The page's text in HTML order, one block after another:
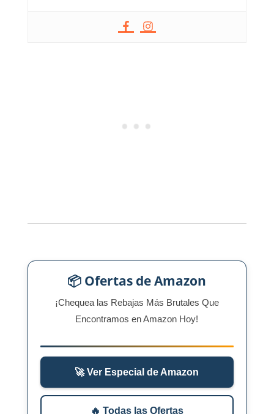
📦 Ofertas de Amazon
¡Chequea las Rebajas Más Brutales Que
Encontramos en Amazon Hoy!
🚀 Ver Especial de Amazon
🔥 Todas las Ofertas